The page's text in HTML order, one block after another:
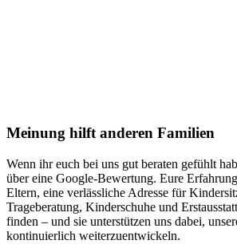
Meinung hilft anderen Familien
Wenn ihr euch bei uns gut beraten gefühlt
über eine Google-Bewertung. Eure
Eltern, eine verlässliche Adresse für
Trageberatung, Kinderschuhe und
finden – und sie unterstützen uns dabei,
kontinuierlich weiterzuentwickeln.